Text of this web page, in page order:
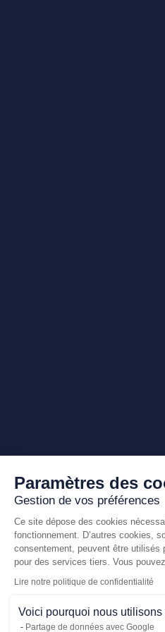
Paramètres des
Gestion de vos préférences
Ce site dépose des cookies
fonctionnement. D’autres cookies,
consentement, peuvent être utilisés
pour des services tiers. Vous
Lire notre politique de confidentialité
Voici pourquoi nous utilisons
Partage de données avec Google